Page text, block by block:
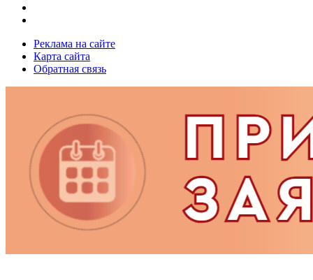
Реклама на сайте
Карта сайта
Обратная связь